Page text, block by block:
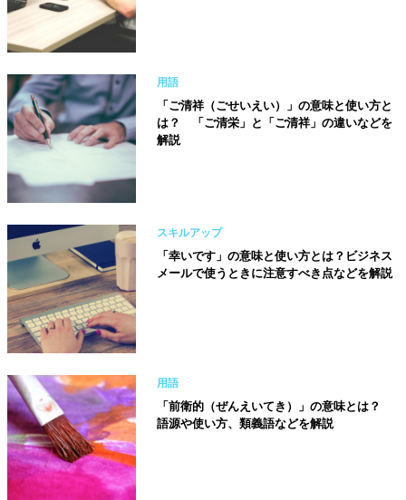
用語
「ご清祥（ごせいえい）」の意味と使い方と
は？ 「ご清栄」と「ご清祥」の違いなどを
解説
スキルアップ
「幸いです」の意味と使い方とは？ビジネス
メールで使うときに注意すべき点などを解説
用語
「前衛的（ぜんえいてき）」の意味とは？
語源や使い方、類義語などを解説